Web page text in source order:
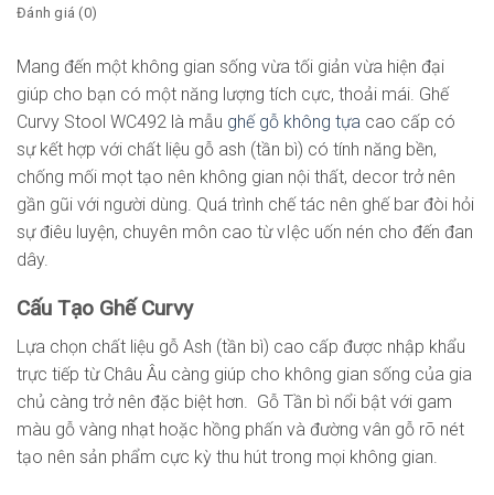
Đánh giá (0)
Mang đến một không gian sống vừa tối giản vừa hiện đại
giúp cho bạn có một năng lượng tích cực, thoải mái. Ghế
Curvy Stool WC492 là mẫu ghế gỗ không tựa cao cấp có
sự kết hợp với chất liệu gỗ ash (tần bì) có tính năng bền,
chống mối mọt tạo nên không gian nội thất, decor trở nên
gần gũi với người dùng. Quá trình chế tác nên ghế bar đòi hỏi
sự điêu luyện, chuyên môn cao từ vIệc uốn nén cho đến đan
dây.
Cấu Tạo Ghế Curvy
Lựa chọn chất liệu gỗ Ash (tần bì) cao cấp được nhập khẩu
trực tiếp từ Châu Âu càng giúp cho không gian sống của gia
chủ càng trở nên đặc biệt hơn. Gỗ Tần bì nổi bật với gam
màu gỗ vàng nhạt hoặc hồng phấn và đường vân gỗ rõ nét
tạo nên sản phẩm cực kỳ thu hút trong mọi không gian.